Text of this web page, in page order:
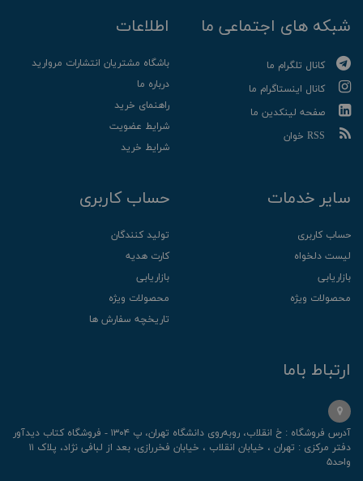
شبکه های اجتماعی ما
کانال تلگرام ما
کانال اینستاگرام ما
صفحه لینکدین ما
RSS خوان
اطلاعات
باشگاه مشتریان انتشارات مروارید
درباره ما
راهنمای خرید
شرایط عضویت
شرایط خرید
سایر خدمات
حساب کاربری
لیست دلخواه
بازاریابی
محصولات ویژه
حساب کاربری
تولید کنندگان
کارت هدیه
بازاریابی
محصولات ویژه
تاریخچه سفارش ها
ارتباط باما
آدرس فروشگاه : خ انقلاب، رو‌به‌روی دانشگاه تهران، پ ۱۳۰۴ - فروشگاه کتاب دیدآور
دفتر مرکزی : تهران ، خیابان انقلاب ، خیابان فخررازی، بعد از لبافی نژاد، پلاک ۱۱
واحد۵